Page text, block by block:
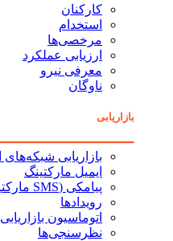
کارکنان
استخدام
مرخصی‌ها
ارزیابی عملکرد
معرفی نیرو
ناوگان
بازاریابی
بازاریابی
ایمیل مارکتینگ
پیامکی (SMS مارکتینگ)
رویدادها
اتوماسیون بازاریابی
نظرسنجی‌ها